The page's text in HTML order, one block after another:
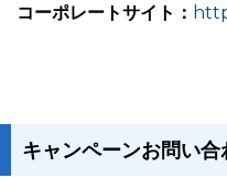
コーポレートサイト：
キャンペーンお問い合